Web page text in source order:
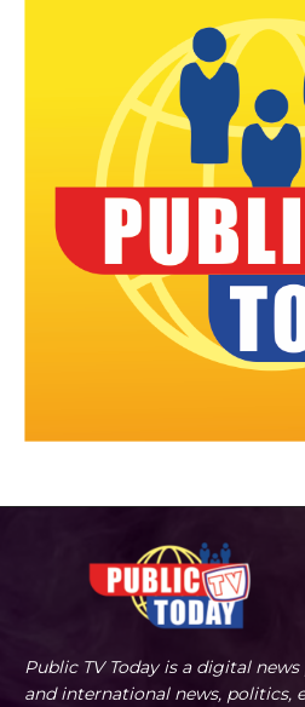
Public TV Today is a digital
and international news, politics,